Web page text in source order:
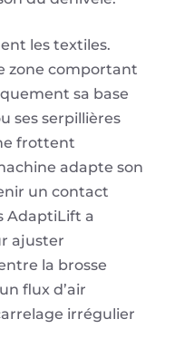
les textiles.
zone comportant
sa base
ses serpillières
frottent
adapte son
un contact
AdaptiLift a
ajuster
la brosse
flux d’air
irrégulier